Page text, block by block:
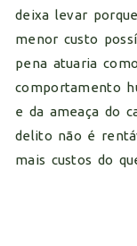
deixa levar
menor custo
pena atuaria
comportamento
e da ameaça do
delito não é
mais custos do